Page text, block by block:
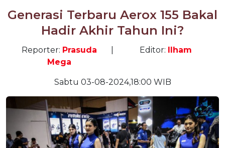
Generasi Terbaru Aerox 155 Bakal
Hadir Akhir Tahun Ini?
Reporter: Prasuda
Mega
Editor: Ilham
Sabtu 03-08-2024,18:00 WIB